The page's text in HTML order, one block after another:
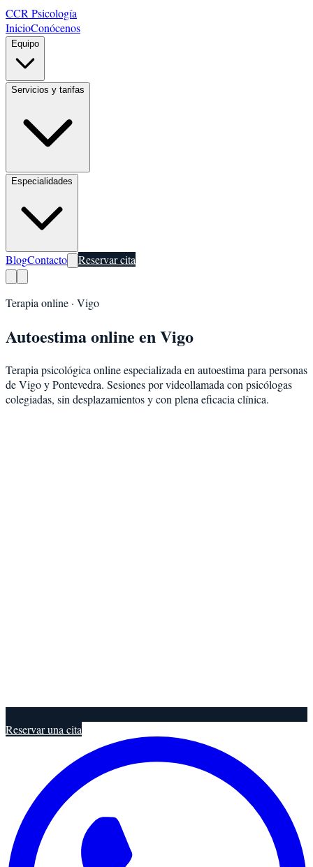
CCR Psicología
InicioConócenos
Equipo
Servicios y tarifas
Especialidades
BlogContacto Reservar cita
Terapia online · Vigo
Autoestimaonline enVigo
Terapia psicológica online especializada en autoestima para personas
deVigoyPontevedra. Sesiones por videollamada con psicólogas
colegiadas, sin desplazamientos y con plena eficacia clínica.
Reservar una cita